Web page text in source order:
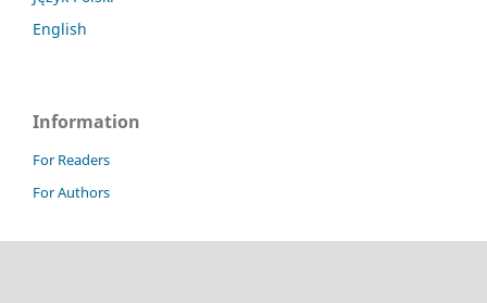
English
Information
For Readers
For Authors